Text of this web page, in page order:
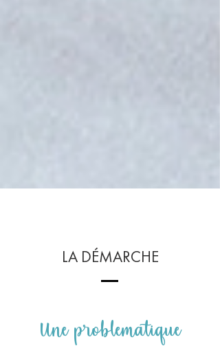
LA DÉMARCHE
Uneproblématique